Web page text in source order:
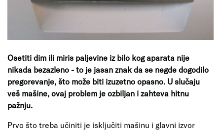
Osetiti dim ili miris paljevine iz bilo kog aparata nije
nikada bezazleno - to je jasan znak da se negde dogodilo
pregorevanje, što može biti izuzetno opasno. U slučaju
veš mašine, ovaj problem je ozbiljan i zahteva hitnu
pažnju.
Prvo što treba učiniti je isključiti mašinu i glavni izvor